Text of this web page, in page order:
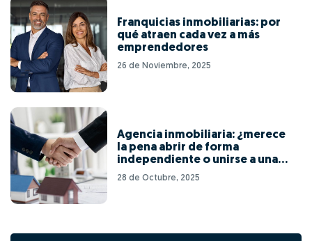
Franquicias inmobiliarias: por
qué atraen cada vez a más
emprendedores
26 de Noviembre, 2025
Agencia inmobiliaria: ¿merece
la pena abrir de forma
independiente o unirse a una
red de franquicias?
28 de Octubre, 2025